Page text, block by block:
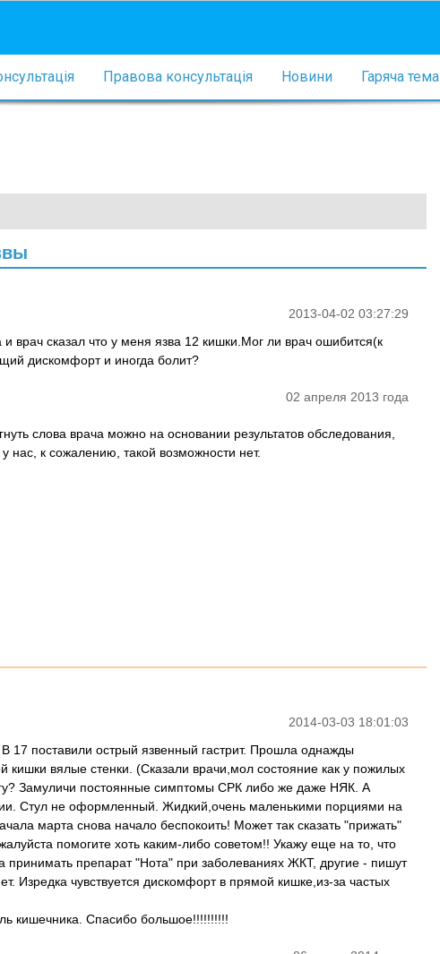
Правова консультація Новини Гаряча тема
2013-04-02 03:27:29
врач сказал что у меня язва 12 кишки.Мог ли врач ошибится(к
дискомфорт и иногда болит?
02 апреля 2013 года
слова врача можно на основании результатов обследования,
нас, к сожалению, такой возможности нет.
2014-03-03 18:01:03
17 поставили острый язвенный гастрит. Прошла однажды
кишки вялые стенки. (Сказали врачи,мол состояние как у пожилых
Замуличи постоянные симптомы СРК либо же даже НЯК. А
Стул не оформленный. Жидкий,очень маленькими порциями на
марта снова начало беспокоить! Может так сказать "прижать"
помогите хоть каким-либо советом!! Укажу еще на то, что
препарат "Нота" при заболеваниях ЖКТ, другие - пишут
Изредка чувствуется дискомфорт в прямой кишке,из-за частых
кишечника. Спасибо большое!!!!!!!!!!